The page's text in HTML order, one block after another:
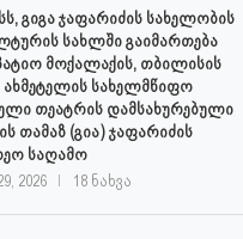
გიგა ჯაფარიძის სახელობის
სახლში გაიმართება
მოქალაქის, თბილისის
სახელმწიფო
თეატრის დამსახურებული
თამაზ (გია) ჯაფარიძის
საღამო
2026 18 ნახვა